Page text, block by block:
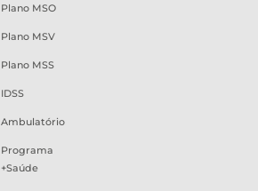
Plano MSO
Plano MSV
Plano MSS
IDSS
Ambulatório
Programa
+Saúde